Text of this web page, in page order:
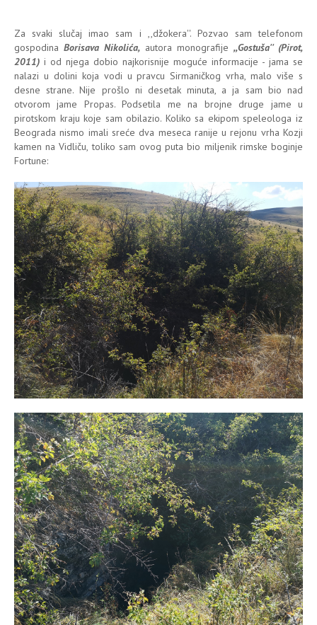
Za svaki slučaj imao sam i ,,džokera''. Pozvao sam telefonom
gospodina Borisava Nikolića, autora monografije ,,Gostuša'' (Pirot,
2011) i od njega dobio najkorisnije moguće informacije - jama se
nalazi u dolini koja vodi u pravcu Sirmaničkog vrha, malo više s
desne strane. Nije prošlo ni desetak minuta, a ja sam bio nad
otvorom jame Propas. Podsetila me na brojne druge jame u
pirotskom kraju koje sam obilazio. Koliko sa ekipom speleologa iz
Beograda nismo imali sreće dva meseca ranije u rejonu vrha Kozji
kamen na Vidliču, toliko sam ovog puta bio miljenik rimske boginje
Fortune: